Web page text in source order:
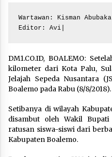
Wartawan: Kisman
Editor: Avi|
DM1.CO.ID, BOALEMO:
kilometer dari Kota Palu,
Jelajah Sepeda Nusantara
Boalemo pada Rabu (8/8/2018).
Setibanya di wilayah
disambut oleh Wakil
ratusan siswa-siswi dari
Kabupaten Boalemo.